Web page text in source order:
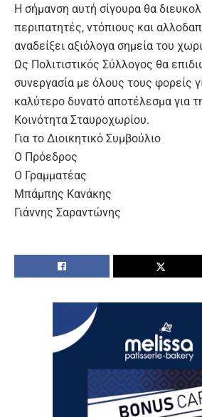
Η σήμανση αυτή σίγουρα θα
περιπατητές, ντόπιους και
αναδείξει αξιόλογα σημεία του
Ως Πολιτιστικός Σύλλογος θα
συνεργασία με όλους τους φορείς
καλύτερο δυνατό αποτέλεσμα για
Κοινότητα Σταυροχωρίου.
Για το Διοικητικό Συμβούλιο
Ο Πρόεδρος
Ο Γραμματέας
Μπάμπης Κανάκης
Γιάννης Σαραντώνης